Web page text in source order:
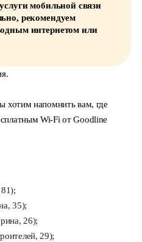
мобильной связи
рекомендуем
интернетом или
хотим напомнить вам, где
Wi-Fi от Goodline
35);
26);
29);